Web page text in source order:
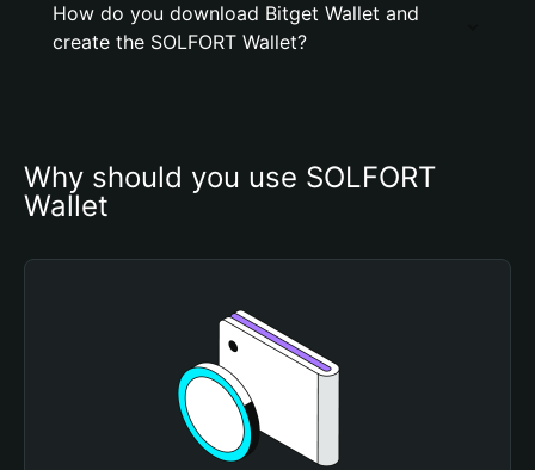
How do you download Bitget Wallet and
create the SOLFORT Wallet?
Why should you use SOLFORT
Wallet